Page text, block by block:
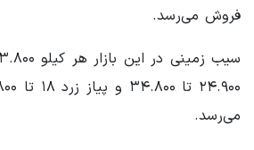
فروش می‌رسد.
می‌رسد.